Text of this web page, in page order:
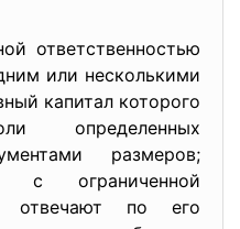
ответственностью
или несколькими
капитал которого
определенных
размеров;
с ограниченной
отвечают по его